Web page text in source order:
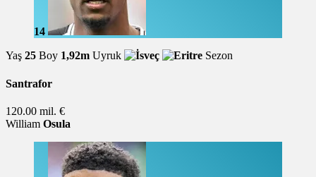
14
Yaş 25 Boy 1,92m Uyruk Sezon
Santrafor
120.00 mil. €
William Osula